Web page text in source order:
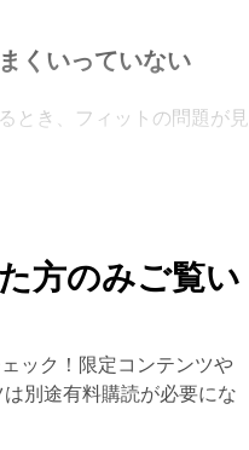
くいっていない
とき、フィットの問題が見
方のみご覧い
ック！限定コンテンツや
別途有料購読が必要にな